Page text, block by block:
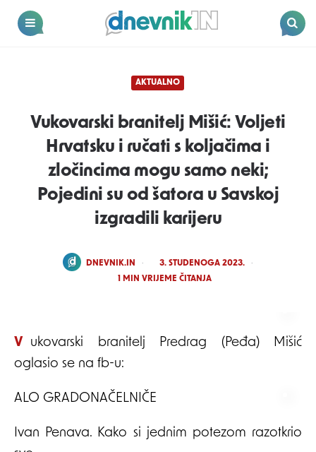
Dnevnik.in
AKTUALNO
Vukovarski branitelj Mišić: Voljeti
Hrvatsku i ručati s koljačima i
zločincima mogu samo neki;
Pojedini su od šatora u Savskoj
izgradili karijeru
POSTED
DNEVNIK.IN
3. STUDENOGA 2023.
1 MIN VRIJEME ČITANJA
Vukovarski branitelj Predrag (Peđa) Mišić
oglasio se na fb-u:
ALO GRADONAČELNIČE
Ivan Penava. Kako si jednim potezom razotkrio